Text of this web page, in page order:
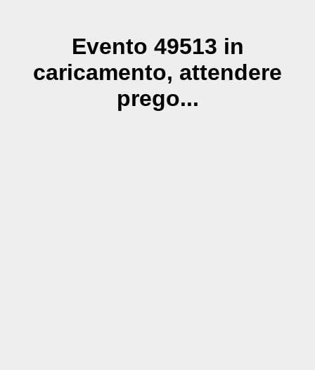
Evento 49513 in
caricamento, attendere
prego...